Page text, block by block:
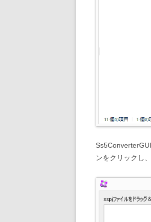
ンをクリックし